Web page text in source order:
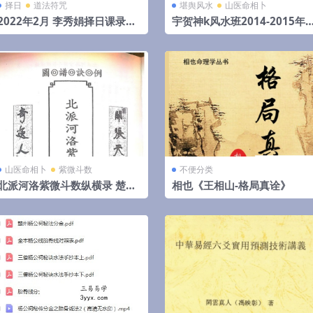
择日 道法符咒
年2月 李秀娟择日课录音
物品丢失怎么找
堪舆风水 山医命相卜
宇贺神k风水班2014-2015年
文字记录.pdf 夸克网盘下载
山医命相卜 紫微斗数
派河洛紫微斗数纵横录 楚天
阔
不便分类
相也《王相山-格局真诠》